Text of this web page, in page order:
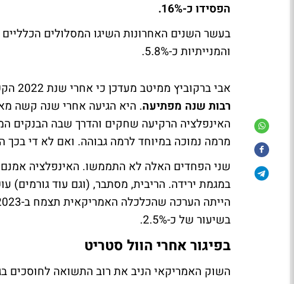
הפסידו כ-16%.
והמנייתיות כ-5.8%.
אבי ברקוביץ ממיטב מעדכן כי אחרי שנת 2022 הקשה הגיעה 2023 הטובה.
רבות שנה מפתיעה
האינפלציה הרקיעה שחקים והדרך שבה הבנקים
מרמה נמוכה במיוחד לרמה גבוהה. ואם לא די
שני הפחדים האלה לא התממשו. האינפלציה אמנם
בשיעור של כ-2.5%.
בפיגור אחרי הוול סטריט
השוק האמריקאי הניב את רוב התשואה לחוסכים